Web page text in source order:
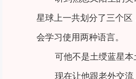
星球上一共划分了三个
会学习使用两种语言。
可他不是土绶蓝星
现在让他跟老外交流